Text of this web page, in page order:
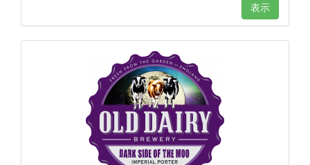
表示